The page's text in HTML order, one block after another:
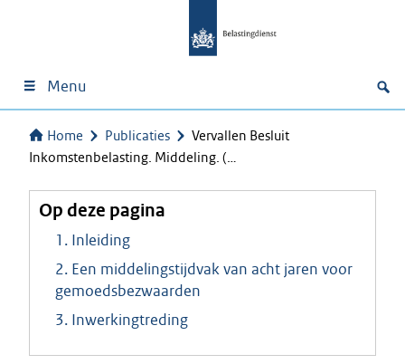
Menu
Home Publicaties
Vervallen Besluit
Inkomstenbelasting. Middeling. (…
Op deze pagina
1. Inleiding
2. Een middelingstijdvak van acht jaren voor
gemoedsbezwaarden
3. Inwerkingtreding